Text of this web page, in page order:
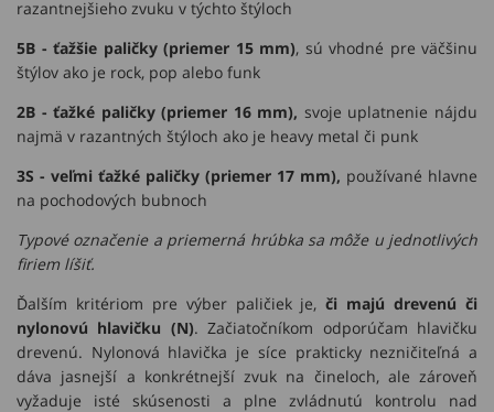
razantnejšieho zvuku v týchto štýloch
5B - ťažšie paličky (priemer 15 mm), sú vhodné pre väčšinu
štýlov ako je rock, pop alebo funk
2B - ťažké paličky (priemer 16 mm), svoje uplatnenie nájdu
najmä v razantných štýloch ako je heavy metal či punk
3S - veľmi ťažké paličky (priemer 17 mm), používané hlavne
na pochodových bubnoch
Typové označenie a priemerná hrúbka sa môže u jednotlivých
firiem líšiť.
Ďalším kritériom pre výber paličiek je,či majú drevenú či
nylonovú hlavičku (N). Začiatočníkom odporúčam hlavičku
drevenú. Nylonová hlavička je síce prakticky nezničiteľná a
dáva jasnejší a konkrétnejší zvuk na čineloch, ale zároveň
vyžaduje isté skúsenosti a plne zvládnutú kontrolu nad